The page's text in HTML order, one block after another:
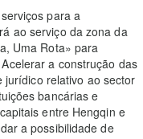
para a
ao serviço da zona da
Uma Rota» para
a construção das
relativo ao sector
bancárias e
entre Hengqin e
a possibilidade de